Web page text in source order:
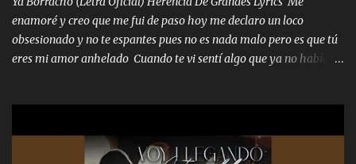
que estaban muy raros me gritaba a donde tienes el clavo Yo me
enfiesto me gusta vivir en grande más me cuido me gusta ser
responsable hay rateros envidiosos que no falten mi dios es grande
me cuida de las maldades Pa el equipo aquí le mando un abrazo
enamoré y creo que me fui de paso hoy me declaro un loco
obsesionado y no te espantes pues no es nada malo pero es que tú
eres mi amor anhelado Cuando te vi sentí algo que ya no había
cariño de mi alma Que pa febrero vendré frente a ti con mis
preguntas y digas que sí hacernos novios y verte feliz y muy